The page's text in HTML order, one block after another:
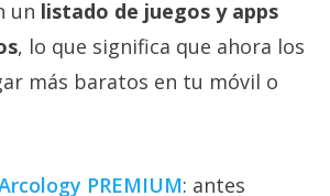
un listado de juegos y apps
, lo que significa que ahora los
más baratos en tu móvil o
PREMIUM: antes